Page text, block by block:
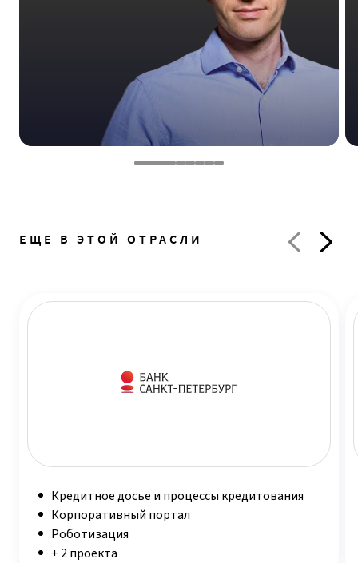
ЕЩЕ В ЭТОЙ ОТРАСЛИ
Кредитное досье и процессы кредитования
Корпоративный портал
Роботизация
+ 2 проекта